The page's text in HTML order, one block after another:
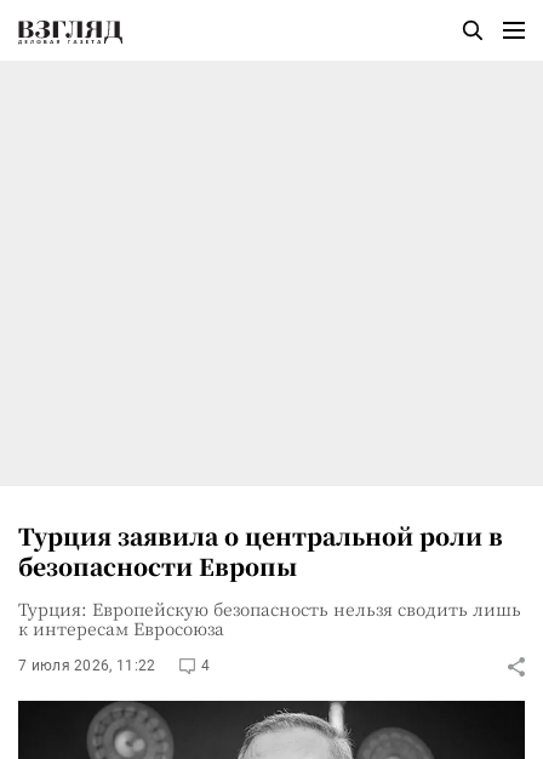
Турция заявила о центральной роли в
безопасности Европы
Турция: Европейскую безопасность нельзя сводить лишь
к интересам Евросоюза
7 июля 2026, 11:22 4